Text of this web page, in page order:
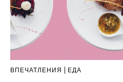
ВПЕЧАТЛЕНИЯ ЕДА